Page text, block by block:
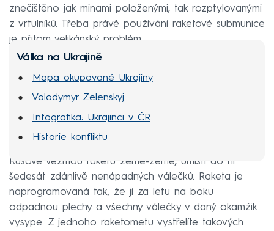
znečištěno jak minami položenými, tak rozptylovanými
z vrtulníků. Třeba právě používání raketové submunice
je přitom velikánský problém.
Válka na Ukrajině
Mapa okupované Ukrajiny
Volodymyr Zelenskyj
Infografika: Ukrajinci v ČR
Historie konfliktu
Rusové vezmou raketu země-země, umístí do ní
šedesát zdánlivě nenápadných válečků. Raketa je
naprogramovaná tak, že jí za letu na boku
odpadnou plechy a všechny válečky v daný okamžik
vysype. Z jednoho raketometu vystřelíte takových